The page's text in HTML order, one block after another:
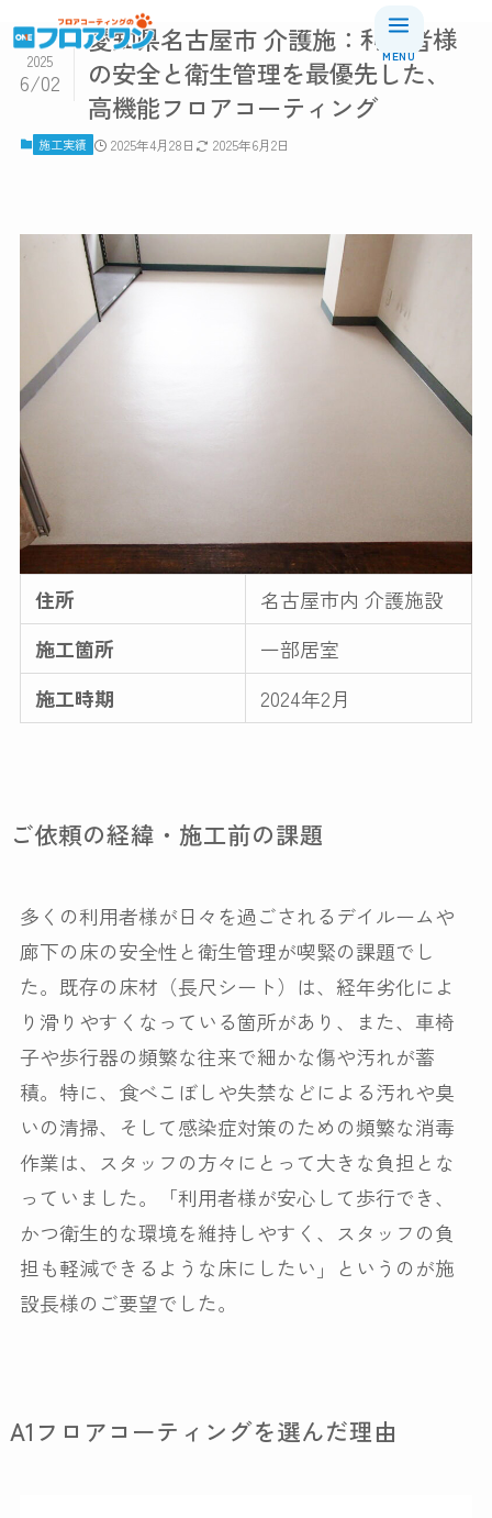
A1コーティングについて
抗菌・抗ウイルス性能について
コーティングの種類
施工事例
お客様の声
会社案内
愛知県名古屋市 介護施：利用者様
の安全と衛生管理を最優先した、
高機能フロアコーティング
2025
6/02
施工実績 2025年4月28日 2025年6月2日
住所
名古屋市内 介護施設
施工箇所
一部居室
施工時期
2024年2月
ご依頼の経緯・施工前の課題
多くの利用者様が日々を過ごされるデイルームや
廊下の床の安全性と衛生管理が喫緊の課題でし
た。既存の床材（長尺シート）は、経年劣化によ
り滑りやすくなっている箇所があり、また、車椅
子や歩行器の頻繁な往来で細かな傷や汚れが蓄
積。特に、食べこぼしや失禁などによる汚れや臭
いの清掃、そして感染症対策のための頻繁な消毒
作業は、スタッフの方々にとって大きな負担とな
っていました。「利用者様が安心して歩行でき、
かつ衛生的な環境を維持しやすく、スタッフの負
担も軽減できるような床にしたい」というのが施
設長様のご要望でした。
A1フロアコーティングを選んだ理由